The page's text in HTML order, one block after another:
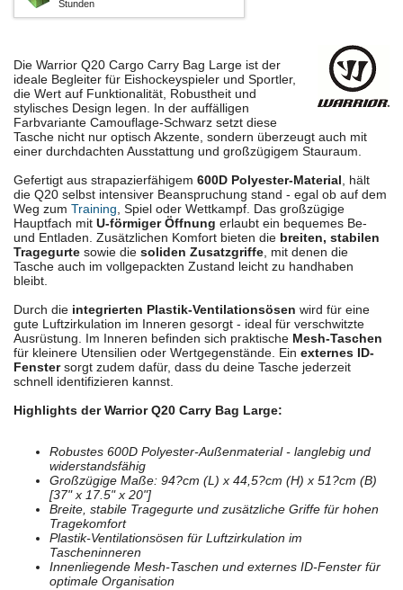
Stunden
Die Warrior Q20 Cargo Carry Bag Large ist der
ideale Begleiter für Eishockeyspieler und Sportler,
die Wert auf Funktionalität, Robustheit und
stylisches Design legen. In der auffälligen
Farbvariante Camouflage-Schwarz setzt diese
Tasche nicht nur optisch Akzente, sondern überzeugt auch mit
einer durchdachten Ausstattung und großzügigem Stauraum.
Gefertigt aus strapazierfähigem 600D Polyester-Material, hält
die Q20 selbst intensiver Beanspruchung stand - egal ob auf dem
Weg zum Training, Spiel oder Wettkampf. Das großzügige
Hauptfach mit U-förmiger Öffnung erlaubt ein bequemes Be-
und Entladen. Zusätzlichen Komfort bieten die breiten, stabilen
Tragegurte sowie die soliden Zusatzgriffe, mit denen die
Tasche auch im vollgepackten Zustand leicht zu handhaben
bleibt.
Durch die integrierten Plastik-Ventilationsösen wird für eine
gute Luftzirkulation im Inneren gesorgt - ideal für verschwitzte
Ausrüstung. Im Inneren befinden sich praktische Mesh-Taschen
für kleinere Utensilien oder Wertgegenstände. Ein externes ID-
Fenstersorgt zudem dafür, dass du deine Tasche jederzeit
schnell identifizieren kannst.
Highlights der Warrior Q20 Carry Bag Large:
Robustes 600D Polyester-Außenmaterial - langlebig und
widerstandsfähig
Großzügige Maße: 94?cm (L) x 44,5?cm (H) x 51?cm (B)
[37" x 17.5" x 20"]
Breite, stabile Tragegurte und zusätzliche Griffe für hohen
Tragekomfort
Plastik-Ventilationsösen für Luftzirkulation im
Tascheninneren
Innenliegende Mesh-Taschen und externes ID-Fenster für
optimale Organisation